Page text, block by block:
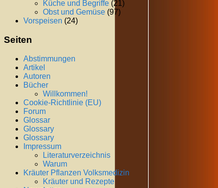
Küche und Begriffe (21)
Obst und Gemüse (97)
Vorspeisen (24)
Seiten
Abstimmungen
Artikel
Autoren
Bücher
Willkommen!
Cookie-Richtlinie (EU)
Forum
Glossar
Glossary
Glossary
Impressum
Literaturverzeichnis
Warum
Kräuter Pflanzen Volksmedizin
Kräuter und Rezepte